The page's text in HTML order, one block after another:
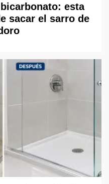
esta
sacar el sarro de